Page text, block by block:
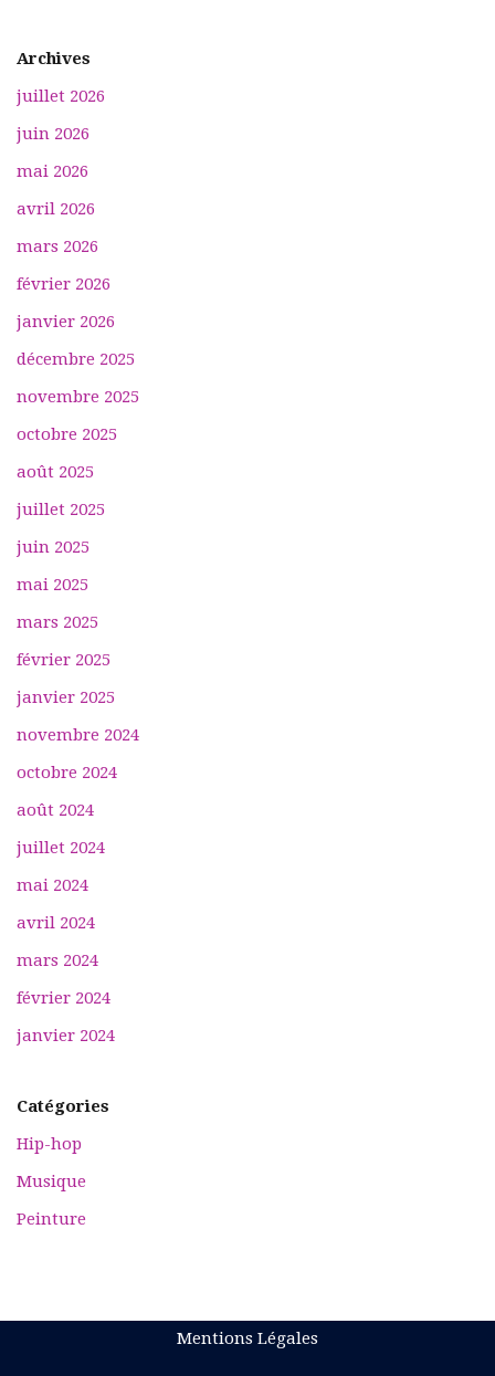
Archives
juillet 2026
juin 2026
mai 2026
avril 2026
mars 2026
février 2026
janvier 2026
décembre 2025
novembre 2025
octobre 2025
août 2025
juillet 2025
juin 2025
mai 2025
mars 2025
février 2025
janvier 2025
novembre 2024
octobre 2024
août 2024
juillet 2024
mai 2024
avril 2024
mars 2024
février 2024
janvier 2024
Catégories
Hip-hop
Musique
Peinture
Mentions Légales